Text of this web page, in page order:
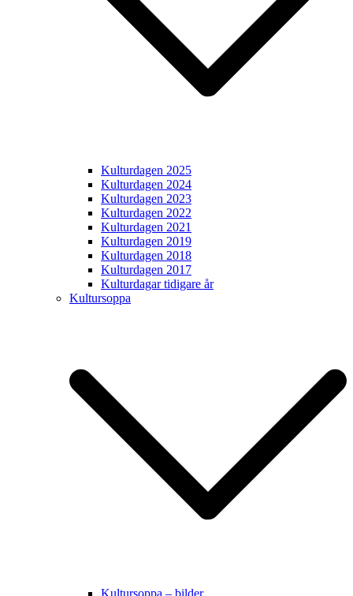
Kulturdagen 2025
Kulturdagen 2024
Kulturdagen 2023
Kulturdagen 2022
Kulturdagen 2021
Kulturdagen 2019
Kulturdagen 2018
Kulturdagen 2017
Kulturdagar tidigare år
Kultursoppa
Kultursoppa – bilder